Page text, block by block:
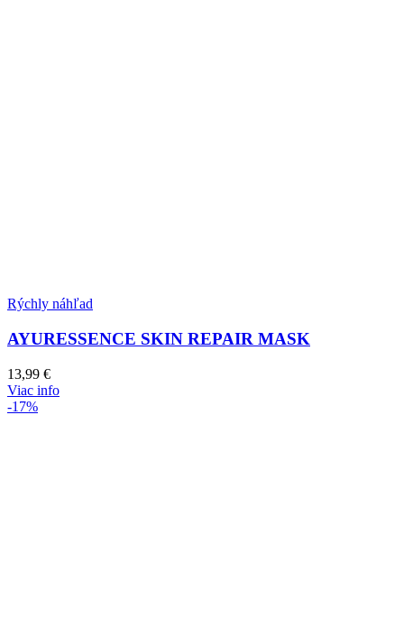
Rýchly náhľad
AYURESSENCE SKIN REPAIR MASK
13,99 €
Viac info
-17%